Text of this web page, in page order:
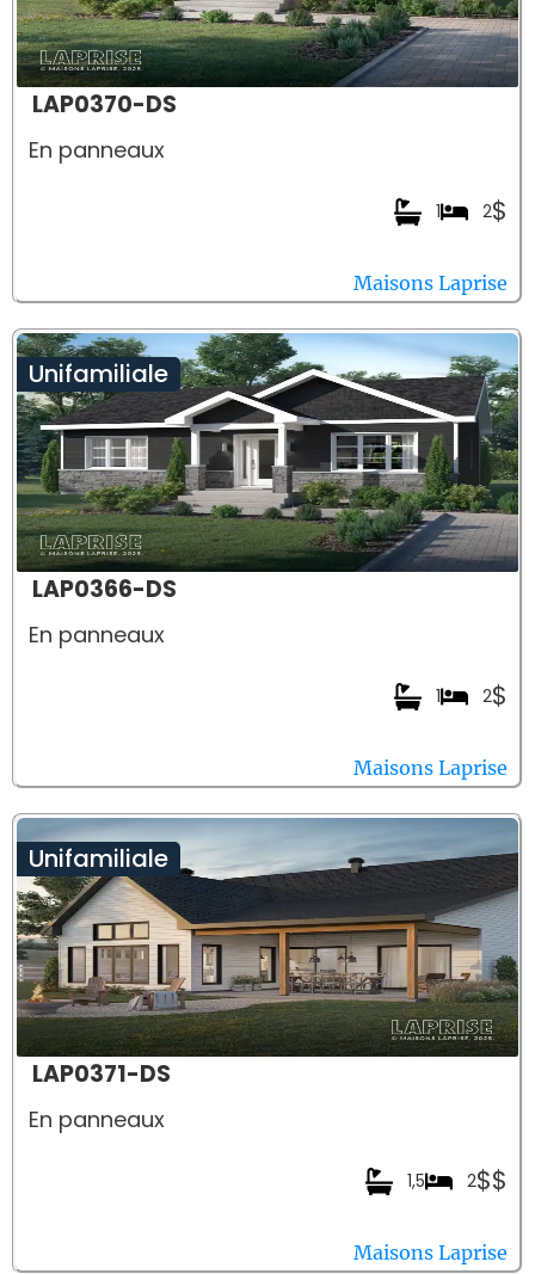
LAP0370-DS
En panneaux
$
2
1
Maisons Laprise
Unifamiliale
LAP0366-DS
En panneaux
$
2
1
Maisons Laprise
Unifamiliale
LAP0371-DS
En panneaux
$$
2
1,5
Maisons Laprise